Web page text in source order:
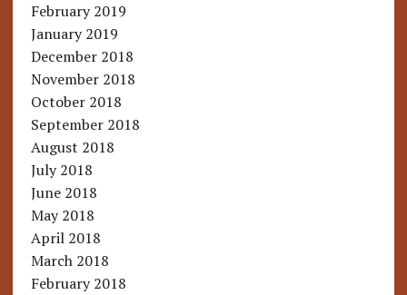
February 2019
January 2019
December 2018
November 2018
October 2018
September 2018
August 2018
July 2018
June 2018
May 2018
April 2018
March 2018
February 2018